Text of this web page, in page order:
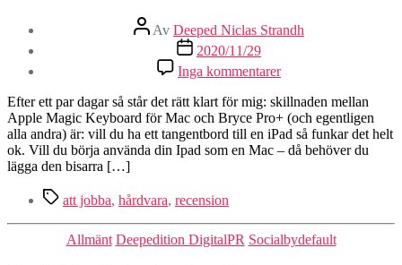
Inläggsförfattare
Av Deeped Niclas Strandh
Inläggsdatum
2020/11/29
Inga kommentarertill
Recension
av
Brydge
Pro+:
Håller
Efter ett par dagar så står det rätt klart för mig: skillnaden mellan
Apple Magic Keyboard för Mac och Bryce Pro+ (och egentligen
alla andra) är: vill du ha ett tangentbord till en iPad så funkar det helt
ok. Vill du börja använda din Ipad som en Mac – då behöver du
lägga den bisarra […]
Etiketter
att jobba, hårdvara, recension
Kategorier
Allmänt Deepedition DigitalPR Socialbydefault